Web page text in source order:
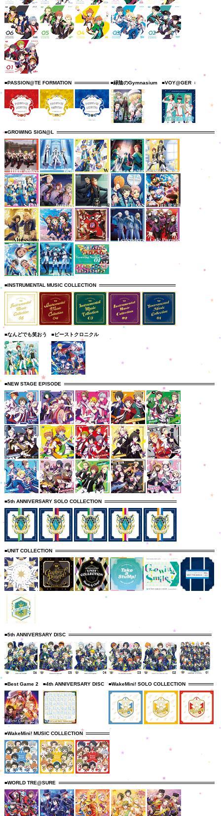
■PASSION@TE FORMATION ■緑陰のGymnasium ■VOY@GER
■GROWING SIGN@L
■INSTRUMENTAL MUSIC COLLECTION
■なんどでも笑おう ■ビーストクロニクル
■NEW STAGE EPISODE
■5th ANNIVERSARY SOLO COLLECTION
■UNIT COLLECTION
■5th ANNIVERSARY DISC
■Best Game 2 ■4th ANNIVERSARY DISC ■WakeMini! SOLO COLLECTION
■WakeMini! MUSIC COLLECTION
■WORLD TRE@SURE